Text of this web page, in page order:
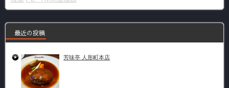
最近の投稿
芳味亭 人形町本店